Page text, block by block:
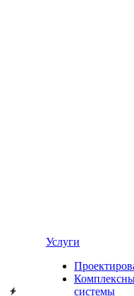
Услуги
системы